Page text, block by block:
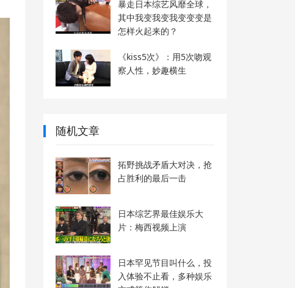
暴走日本综艺风靡全球，
其中我变我变我变变变是
怎样火起来的？
《kiss5次》：用5次吻观
察人性，妙趣横生
随机文章
拓野挑战矛盾大对决，抢
占胜利的最后一击
日本综艺界最佳娱乐大
片：梅西视频上演
日本罕见节目叫什么，投
入体验不止看，多种娱乐